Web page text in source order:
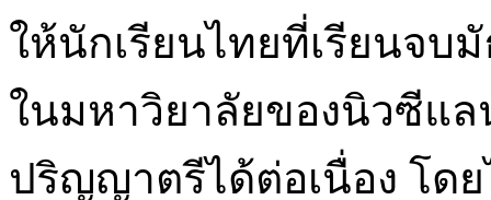
ให้นักเรียนไทยที่เรียนจบ
ในมหาวิยาลัยของนิวซีแ
ปริญญาตรีได้ต่อเนื่อง โด